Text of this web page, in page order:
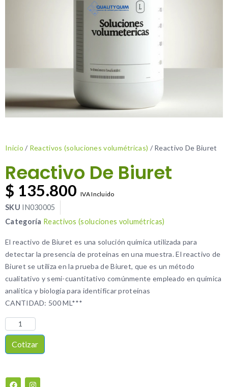
Inicio / Reactivos (soluciones volumétricas) / Reactivo De Biuret
Reactivo De Biuret
$ 135.800 IVA Incluido
SKU IN030005
Categoría Reactivos (soluciones volumétricas)
El reactivo de Biuret es una solución química utilizada para
detectar la presencia de proteínas en una muestra. El reactivo de
Biuret se utiliza en la prueba de Biuret, que es un método
cualitativo y semi-cuantitativo comúnmente empleado en química
analítica y biología para identificar proteínas
CANTIDAD: 500 ML***
Cotizar